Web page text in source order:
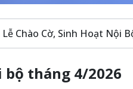
Chào Cờ, Sinh Hoạt Nội
tháng 4/2026